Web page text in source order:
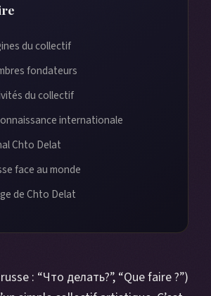
du collectif
fondateurs
du collectif
internationale
Chto Delat
face au monde
de Chto Delat
: “Что делать?”, “Que faire ?”)